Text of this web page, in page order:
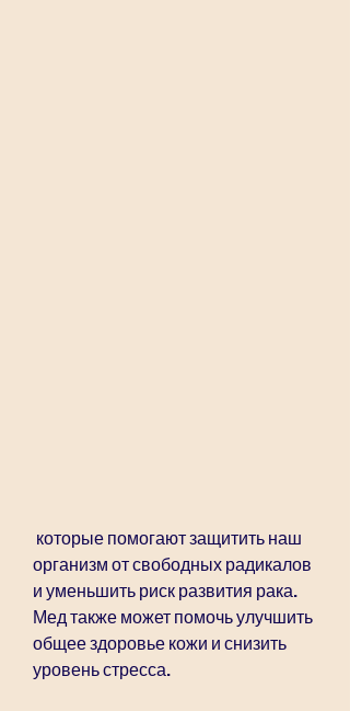
организм от свободных радикалов
и уменьшить риск развития рака.
Мед также может помочь улучшить
общее здоровье кожи и снизить
уровень стресса.